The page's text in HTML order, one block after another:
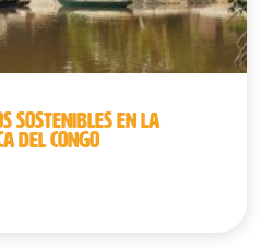
SOSTENIBLES EN LA
DEL CONGO